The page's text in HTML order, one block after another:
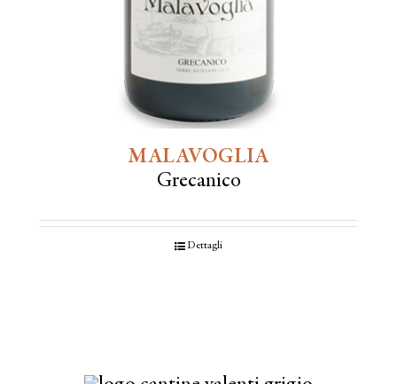
MALAVOGLIA
Grecanico
Dettagli